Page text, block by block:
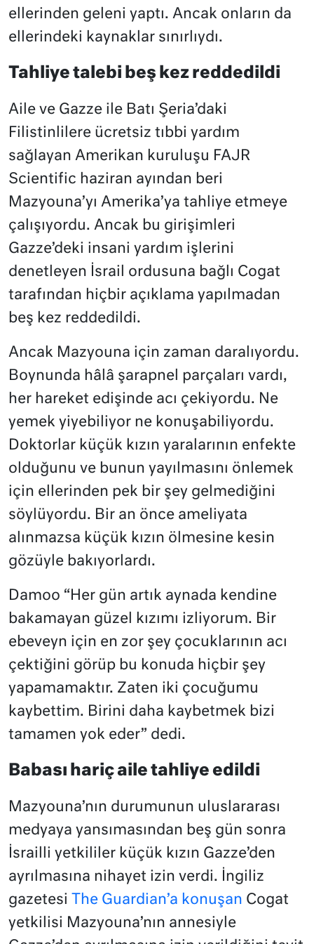
ellerinden geleni yaptı. Ancak onların da
ellerindeki kaynaklar sınırlıydı.
Tahliye talebi beş kez reddedildi
Aile ve Gazze ile Batı Şeria’daki
Filistinlilere ücretsiz tıbbi yardım
sağlayan Amerikan kuruluşu FAJR
Scientific haziran ayından beri
Mazyouna’yı Amerika’ya tahliye etmeye
çalışıyordu. Ancak bu girişimleri
Gazze’deki insani yardım işlerini
denetleyen İsrail ordusuna bağlı Cogat
tarafından hiçbir açıklama yapılmadan
beş kez reddedildi.
Ancak Mazyouna için zaman daralıyordu.
Boynunda hâlâ şarapnel parçaları vardı,
her hareket edişinde acı çekiyordu. Ne
yemek yiyebiliyor ne konuşabiliyordu.
Doktorlar küçük kızın yaralarının enfekte
olduğunu ve bunun yayılmasını önlemek
için ellerinden pek bir şey gelmediğini
söylüyordu. Bir an önce ameliyata
alınmazsa küçük kızın ölmesine kesin
gözüyle bakıyorlardı.
Damoo “Her gün artık aynada kendine
bakamayan güzel kızımı izliyorum. Bir
ebeveyn için en zor şey çocuklarının acı
çektiğini görüp bu konuda hiçbir şey
yapamamaktır. Zaten iki çocuğumu
kaybettim. Birini daha kaybetmek bizi
tamamen yok eder” dedi.
Babası hariç aile tahliye edildi
Mazyouna’nın durumunun uluslararası
medyaya yansımasından beş gün sonra
İsrailli yetkililer küçük kızın Gazze’den
ayrılmasına nihayet izin verdi. İngiliz
gazetesi The Guardian’a konuşan Cogat
yetkilisi Mazyouna’nın annesiyle